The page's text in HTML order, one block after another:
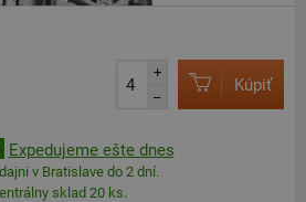
+
–
Kúpiť
Expedujeme ešte dnes
v Bratislave do 2 dní.
sklad 20 ks.